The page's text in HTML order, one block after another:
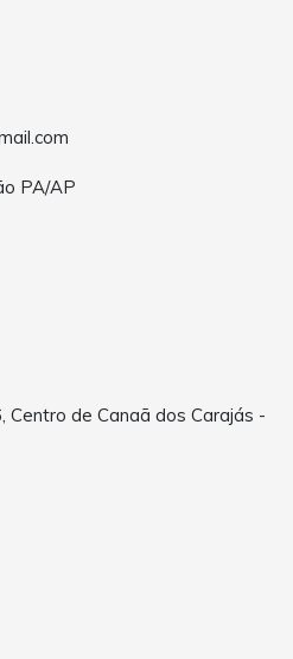
PA/AP
Centro de Canaã dos Carajás -